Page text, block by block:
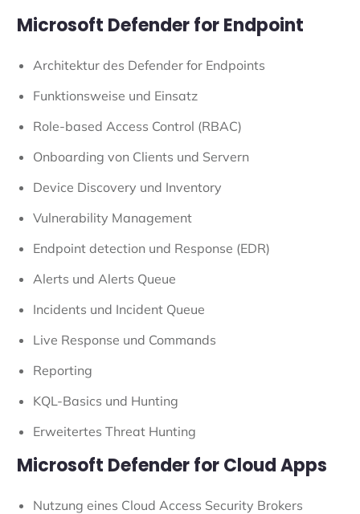
Microsoft Defender for Endpoint
Architektur des Defender for Endpoints
Funktionsweise und Einsatz
Role-based Access Control (RBAC)
Onboarding von Clients und Servern
Device Discovery und Inventory
Vulnerability Management
Endpoint detection und Response (EDR)
Alerts und Alerts Queue
Incidents und Incident Queue
Live Response und Commands
Reporting
KQL-Basics und Hunting
Erweitertes Threat Hunting
Microsoft Defender for Cloud Apps
Nutzung eines Cloud Access Security Brokers